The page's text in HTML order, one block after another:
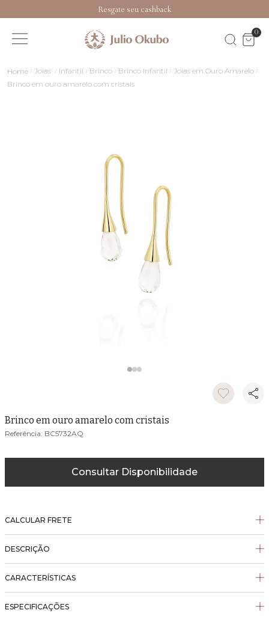
Resgate seu cashback
0
Joias Infantil Brinco Brinco Infantil
Joias em Ouro Amarelo
Brinco em ouro amarelo com cristais
Brinco em ouro amarelo com cristais
BC5732AQ
Consultar Disponibilidade
CALCULAR FRETE
DESCRIÇÃO
CARACTERÍSTICAS
ESPECIFICAÇÕES